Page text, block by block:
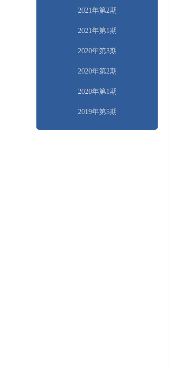
2021年第2期
2021年第1期
2020年第3期
2020年第2期
2020年第1期
2019年第5期